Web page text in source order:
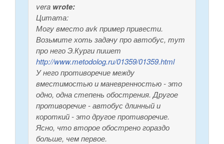
vera wrote:
Цитата:
Могу вместо avk пример привести.
Возьмите хоть задачу про автобус, тут
про него Э.Курги пишет
http://www.metodolog.ru/01359/01359.html
У него противоречие между
вместимостью и маневренностью - это
одно, одна степень обострения. Другое
противоречие - автобус длинный и
короткий - это другое противоречие.
Ясно, что второе обострено гораздо
больше, чем первое.